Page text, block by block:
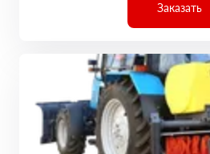
Заказать